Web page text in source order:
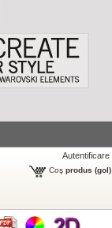
Autentificare
Coş produs (gol)